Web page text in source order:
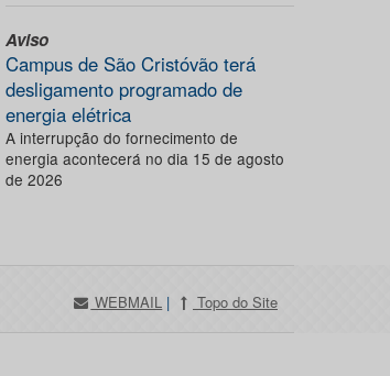
Aviso
Campus de São Cristóvão terá
desligamento programado de
energia elétrica
A interrupção do fornecimento de
energia acontecerá no dia 15 de agosto
de 2026
WEBMAIL | Topo do Site